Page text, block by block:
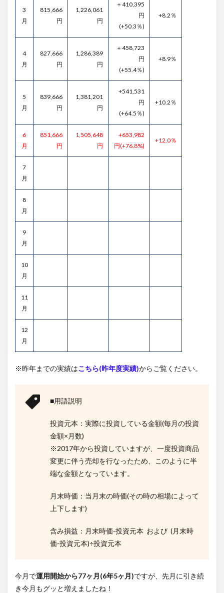
3
月
815,666
円
1,226,061
円
＋410,395
円
(+50.3％)
+8.2％
4
月
827,666
円
1,286,389
円
＋458,723
円
(+55.4％)
+8.9％
5
月
839,666
円
1,381,201
円
+541,531
円
(+64.5％)
+10.2％
6
月
851,666
円
1,505,648
円
+653,982
円(+76.8%)
+12.0％
7
月
8
月
9
月
10
月
11
月
12
月
※昨年までの実績はこちら(昨年度実績)からご覧ください。
■用語説明
投資元本：実際に投資している金額(毎月の投資
金額×月数)
※2017年から投資していますが、一度投資商品
変更に伴う売却を行なったため、このように半
端な金額となっています。
月末時価：当月末の時価(その時の相場によって
上下します)
含み損益：月末時価-投資元本 および (月末時
価-投資元本)÷投資元本
今月で運用開始から77ヶ月(6年5ヶ月)ですが、先月に引き続
き今月もグッと増えましたね！